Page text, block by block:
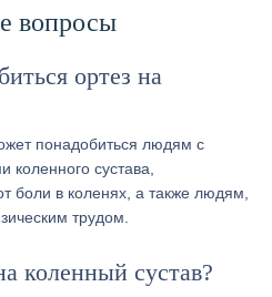
вопросы
ортез на
понадобиться людям с
сустава,
боли в коленях, а также людям,
трудом.
коленный сустав?